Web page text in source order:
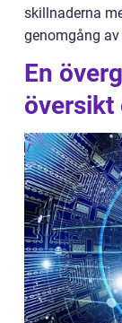
skillnaderna
genomgång
En
översikt